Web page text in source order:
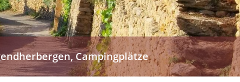
Campingplätze